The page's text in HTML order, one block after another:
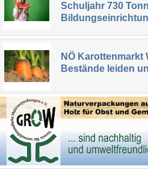
Schuljahr 730
NÖ Karottenmarkt
Bestände leiden